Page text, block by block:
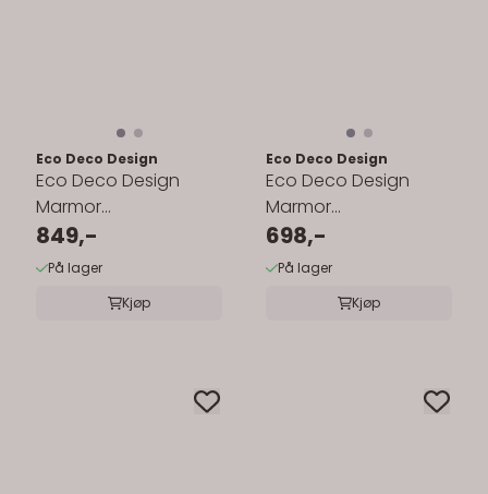
Eco Deco Design
Eco Deco Design
Marmor
Såpedispenser – Kule
849,-
På lager
Kjøp
Eco Deco Design
Eco Deco Design
Marmor
Såpedispenser –
Kvadrat
698,-
På lager
Kjøp